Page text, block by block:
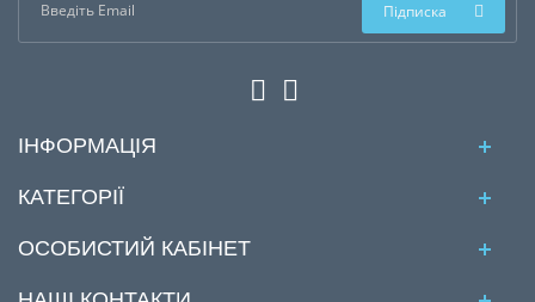
Підписка
ІНФОРМАЦІЯ
КАТЕГОРІЇ
ОСОБИСТИЙ КАБІНЕТ